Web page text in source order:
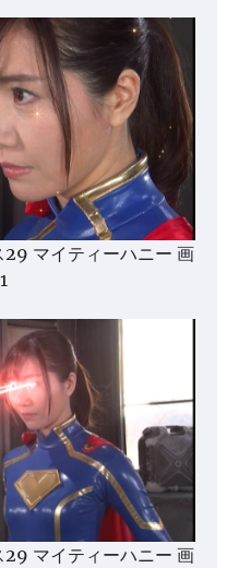
29 マイティーハニー 画
29 マイティーハニー 画